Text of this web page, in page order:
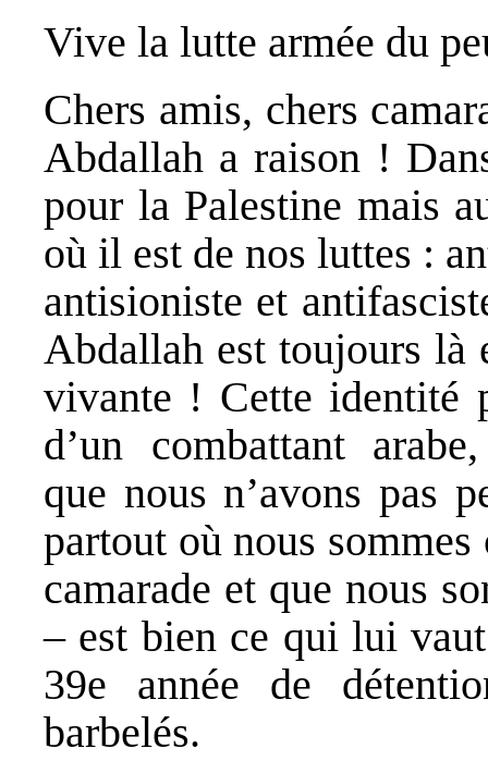
Vive la lutte armée du
Chers amis, chers
Abdallah a raison !
pour la Palestine mais
où il est de nos luttes :
antisioniste et
Abdallah est toujours là
vivante ! Cette identité
d’un combattant
que nous n’avons pas
partout où nous
camarade et que nous
– est bien ce qui lui
39e année de
barbelés.